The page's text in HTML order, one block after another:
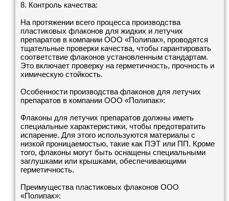
8. Контроль качества:
На протяжении всего процесса производства
пластиковых флаконов для жидких и летучих
препаратов в компании ООО «Полипак», проводятся
тщательные проверки качества, чтобы гарантировать
соответствие флаконов установленным стандартам.
Это включает проверку на герметичность, прочность и
химическую стойкость.
Особенности производства флаконов для летучих
препаратов в компании ООО «Полипак»:
Флаконы для летучих препаратов должны иметь
специальные характеристики, чтобы предотвратить
испарение. Для этого используются материалы с
низкой проницаемостью, такие как ПЭТ или ПП. Кроме
того, флаконы могут быть оснащены специальными
заглушками или крышками, обеспечивающими
герметичность.
Преимущества пластиковых флаконов ООО
«Полипак»: